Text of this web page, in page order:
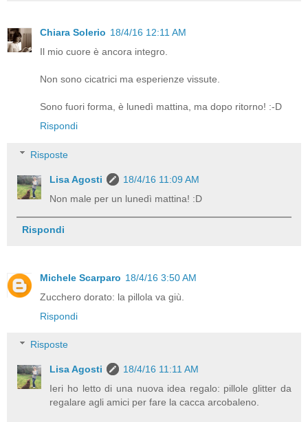
Chiara Solerio 18/4/16 12:11 AM
Il mio cuore è ancora integro.
Non sono cicatrici ma esperienze vissute.
Sono fuori forma, è lunedì mattina, ma dopo ritorno! :-D
Rispondi
Risposte
Lisa Agosti
18/4/16 11:09 AM
Non male per un lunedì mattina! :D
Rispondi
Michele Scarparo 18/4/16 3:50 AM
Zucchero dorato: la pillola va giù.
Rispondi
Risposte
Lisa Agosti
18/4/16 11:11 AM
Ieri ho letto di una nuova idea regalo: pillole glitter da
regalare agli amici per fare la cacca arcobaleno.